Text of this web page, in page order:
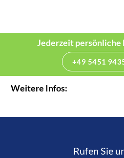
Jederzeit persönliche
+49 5451
Weitere Infos:
Rufen Sie